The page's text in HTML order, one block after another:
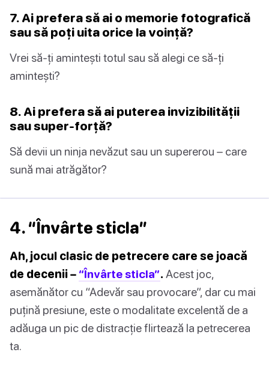
7. Ai prefera să ai o memorie fotografică
sau să poți uita orice la voință?
Vrei să-ți amintești totul sau să alegi ce să-ți
amintești?
8. Ai prefera să ai puterea invizibilității
sau super-forță?
Să devii un ninja nevăzut sau un supererou – care
sună mai atrăgător?
4. “Învârte sticla”
Ah, jocul clasic de petrecere care se joacă
de decenii – “Învârte sticla”. Acest joc,
asemănător cu “Adevăr sau provocare”, dar cu mai
puțină presiune, este o modalitate excelentă de a
adăuga un pic de distracție flirtează la petrecerea
ta.